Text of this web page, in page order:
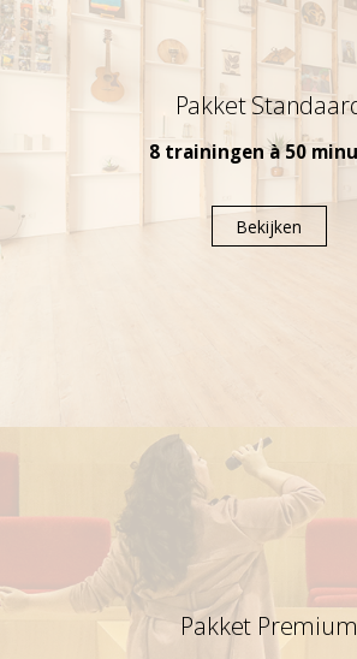
Pakket
8 trainingen à50
Bekijken
Pakket Premium